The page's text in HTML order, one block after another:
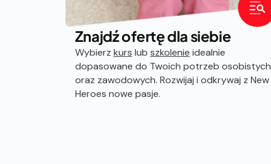
Znajdź ofertę dla siebie
Wybierz kurs lub szkolenie idealnie
dopasowane do Twoich potrzeb osobistych
oraz zawodowych. Rozwijaj i odkrywaj z New
Heroes nowe pasje.